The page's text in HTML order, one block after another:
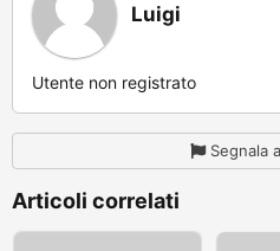
Luigi
Utente non registrato
Segnala
Articoli correlati